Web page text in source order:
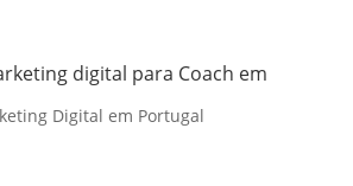
digital para Coach em
Digital em Portugal